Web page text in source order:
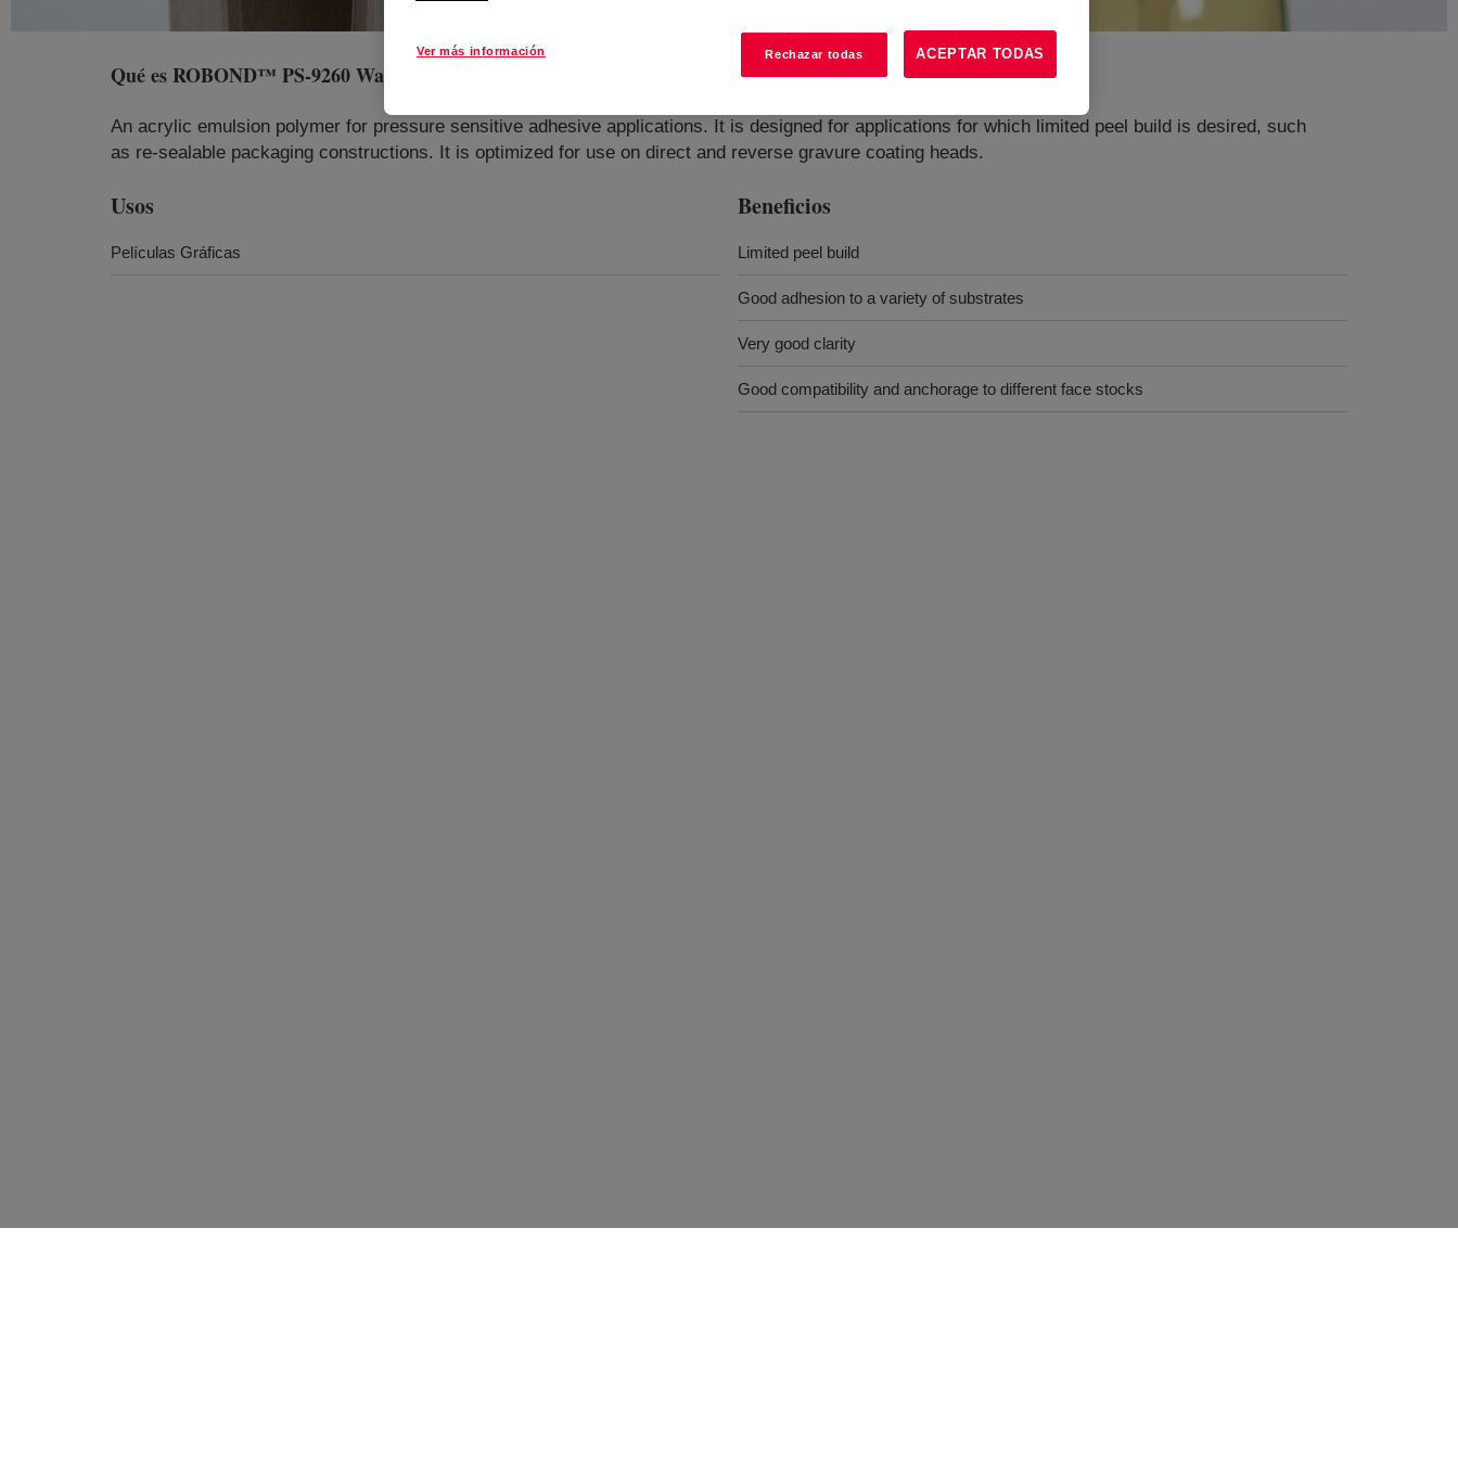
Qué esROBOND™ PS-9260 Water-Borne Adhesive
An acrylic emulsion polymer for pressure sensitive adhesive applications. It is designed for applications for which limited peel build is desired, such
as re-sealable packaging constructions. It is optimized for use on direct and reverse gravure coating heads.
Usos
Películas Gráficas
Beneficios
Limited peel build
Good adhesion to a variety of substrates
Very good clarity
Good compatibility and anchorage to different face stocks
Ver más información Rechazar todas ACEPTAR TODAS